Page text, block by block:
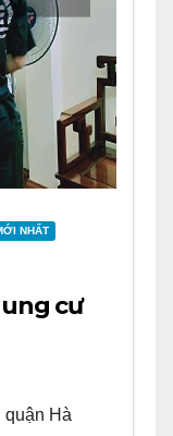
NHẤT
cư
quận Hà